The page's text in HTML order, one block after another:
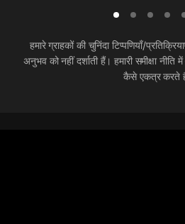
हमारे ग्राहकों की चुनिंदा टिप्पणियाँ/
अनुभव को नहीं दर्शाती हैं। हमारी समीक्षा
कैसे एकत्र करते